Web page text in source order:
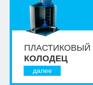
ПЛАСТИКОВЫЙ
КОЛОДЕЦ
далее